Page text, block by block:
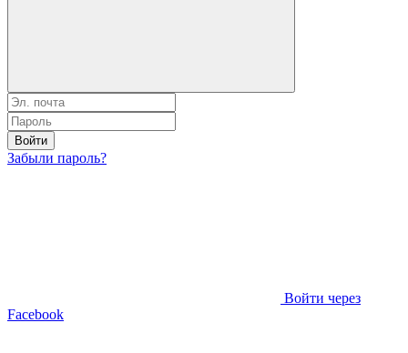
Войти
Забыли пароль?
Войти через
Facebook